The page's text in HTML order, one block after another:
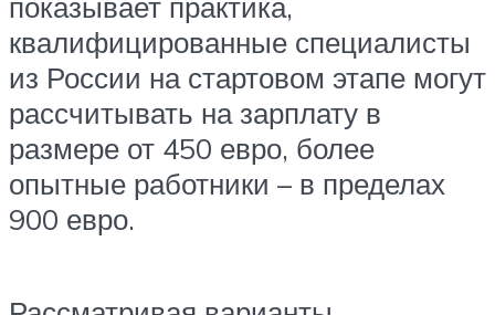
квалифицированные специалисты
из России на стартовом этапе могут
рассчитывать на зарплату в
размере от 450 евро, более
опытные работники – в пределах
900 евро.